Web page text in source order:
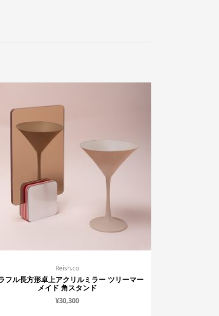
Reish.co
フル長方形卓上アクリルミラー ツリーマー
メイド 角スタンド
¥30,300